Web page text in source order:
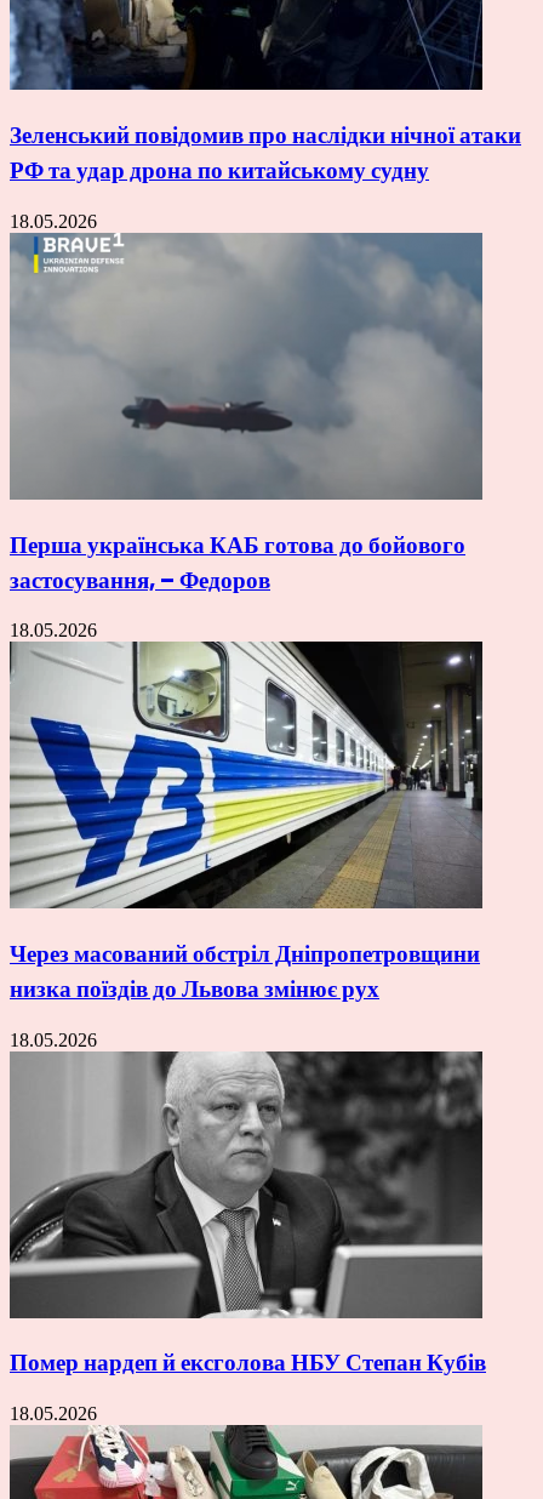
Зеленський повідомив про наслідки нічної атаки
РФ та удар дрона по китайському судну
18.05.2026
Перша українська КАБ готова до бойового
застосування, – Федоров
18.05.2026
Через масований обстріл Дніпропетровщини
низка поїздів до Львова змінює рух
18.05.2026
Помер нардеп й ексголова НБУ Степан Кубів
18.05.2026